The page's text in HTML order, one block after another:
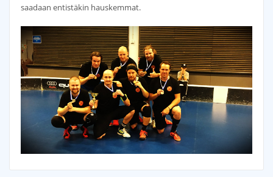
saadaan entistäkin hauskemmat.